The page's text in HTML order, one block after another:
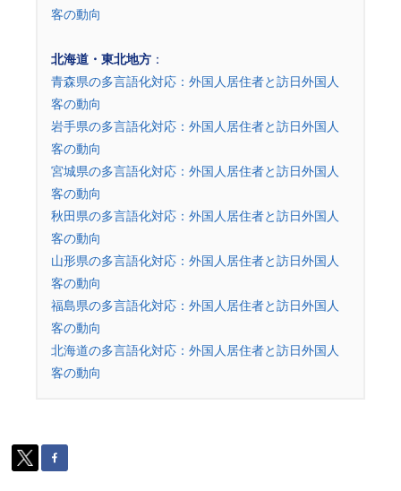
客の動向
北海道・東北地方 ：
青森県の多言語化対応：外国人居住者と訪日外国人
客の動向
岩手県の多言語化対応：外国人居住者と訪日外国人
客の動向
宮城県の多言語化対応：外国人居住者と訪日外国人
客の動向
秋田県の多言語化対応：外国人居住者と訪日外国人
客の動向
山形県の多言語化対応：外国人居住者と訪日外国人
客の動向
福島県の多言語化対応：外国人居住者と訪日外国人
客の動向
北海道の多言語化対応：外国人居住者と訪日外国人
客の動向